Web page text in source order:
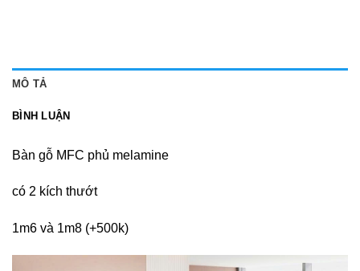
MÔ TẢ
BÌNH LUẬN
Bàn gỗ MFC phủ melamine
có 2 kích thướt
1m6 và 1m8 (+500k)